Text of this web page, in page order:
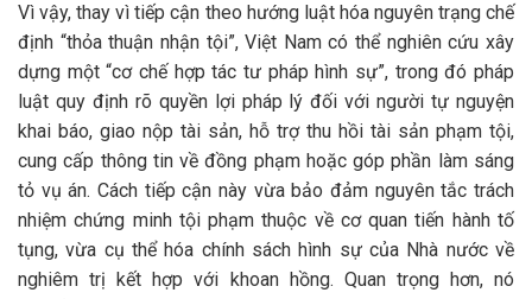
Vì vậy, thay vì tiếp cận theo hướng luật hóa nguyên trạng chế
định “thỏa thuận nhận tội”, Việt Nam có thể nghiên cứu xây
dựng một “cơ chế hợp tác tư pháp hình sự”, trong đó pháp
luật quy định rõ quyền lợi pháp lý đối với người tự nguyện
khai báo, giao nộp tài sản, hỗ trợ thu hồi tài sản phạm tội,
cung cấp thông tin về đồng phạm hoặc góp phần làm sáng
tỏ vụ án. Cách tiếp cận này vừa bảo đảm nguyên tắc trách
nhiệm chứng minh tội phạm thuộc về cơ quan tiến hành tố
tụng, vừa cụ thể hóa chính sách hình sự của Nhà nước về
nghiêm trị kết hợp với khoan hồng. Quan trọng hơn, nó